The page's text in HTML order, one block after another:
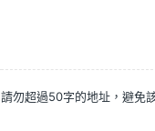
請勿超過50字的地址，避免